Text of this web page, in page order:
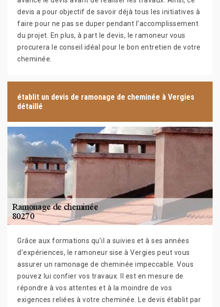
devis a pour objectif de savoir déjà tous les initiatives à
faire pour ne pas se duper pendant l’accomplissement
du projet. En plus, à part le devis, le ramoneur vous
procurera le conseil idéal pour le bon entretien de votre
cheminée.
établit un devis de ramonage de cheminée à Vergies
détaillé
Grâce aux formations qu’il a suivies et à ses années
d’expériences, le ramoneur sise à Vergies peut vous
assurer un ramonage de cheminée impeccable. Vous
pouvez lui confier vos travaux. Il est en mesure de
répondre à vos attentes et à la moindre de vos
exigences reliées à votre cheminée. Le devis établit par